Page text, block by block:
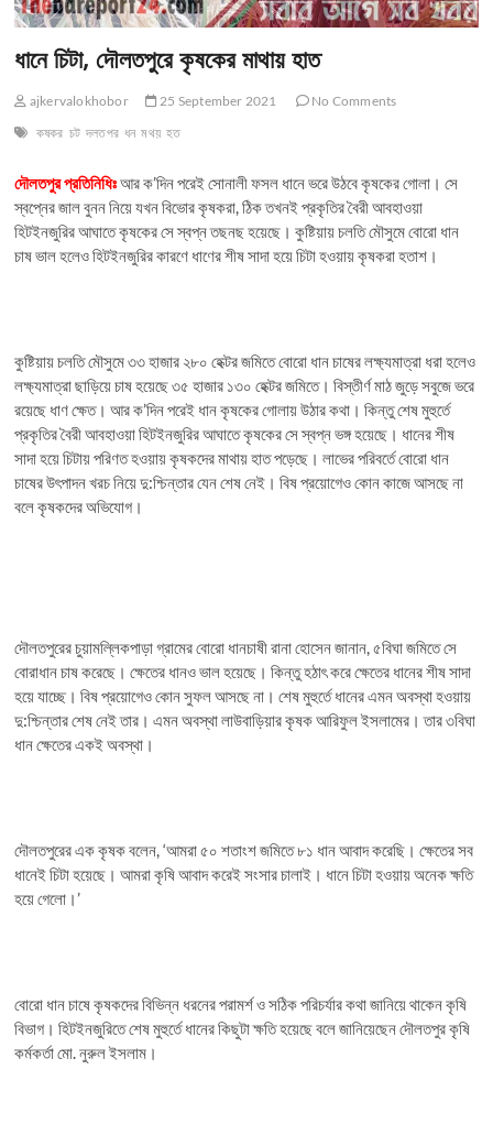
ধানে চিটা, দৌলতপুরে কৃষকের মাথায় হাত
ajkervalokhobor 25 September 2021
No Comments
কষকর চট দলতপর ধন মথয় হত
দৌলতপুর প্রতিনিধিঃআর ক’দিন পরেই সোনালী ফসল ধানে ভরে উঠবে কৃষকের গোলা। সে
স্বপ্নের জাল বুনন নিয়ে যখন বিভোর কৃষকরা, ঠিক তখনই প্রকৃতির বৈরী আবহাওয়া
হিটইনজুরির আঘাতে কৃষকের সে স্বপ্ন তছনছ হয়েছে। কুষ্টিয়ায় চলতি মৌসুমে বোরো ধান
চাষ ভাল হলেও হিটইনজুরির কারণে ধাণের শীষ সাদা হয়ে চিটা হওয়ায় কৃষকরা হতাশ।
কুষ্টিয়ায় চলতি মৌসুমে ৩৩ হাজার ২৮০ হেক্টর জমিতে বোরো ধান চাষের লক্ষ্যমাত্রা ধরা হলেও
লক্ষ্যমাত্রা ছাড়িয়ে চাষ হয়েছে ৩৫ হাজার ১৩০ হেক্টর জমিতে। বিস্তীর্ণ মাঠ জুড়ে সবুজে ভরে
রয়েছে ধাণ ক্ষেত। আর ক’দিন পরেই ধান কৃষকের গোলায় উঠার কথা। কিন্তু শেষ মুহুর্তে
প্রকৃতির বৈরী আবহাওয়া হিটইনজুরির আঘাতে কৃষকের সে স্বপ্ন ভঙ্গ হয়েছে। ধানের শীষ
সাদা হয়ে চিটায় পরিণত হওয়ায় কৃষকদের মাথায় হাত পড়েছে। লাভের পরিবর্তে বোরো ধান
চাষের উৎপাদন খরচ নিয়ে দু:শ্চিন্তার যেন শেষ নেই। বিষ প্রয়োগেও কোন কাজে আসছে না
বলে কৃষকদের অভিযোগ।
দৌলতপুরের চুয়ামল্লিকপাড়া গ্রামের বোরো ধানচাষী রানা হোসেন জানান, ৫বিঘা জমিতে সে
বোরাধান চাষ করেছে। ক্ষেতের ধানও ভাল হয়েছে। কিন্তু হঠাৎ করে ক্ষেতের ধানের শীষ সাদা
হয়ে যাচ্ছে। বিষ প্রয়োগেও কোন সুফল আসছে না। শেষ মুহুর্তে ধানের এমন অবস্থা হওয়ায়
দু:শ্চিন্তার শেষ নেই তার। এমন অবস্থা লাউবাড়িয়ার কৃষক আরিফুল ইসলামের। তার ৩বিঘা
ধান ক্ষেতের একই অবস্থা।
দৌলতপুরের এক কৃষক বলেন, ‘আমরা ৫০ শতাংশ জমিতে ৮১ ধান আবাদ করেছি। ক্ষেতের সব
ধানেই চিটা হয়েছে। আমরা কৃষি আবাদ করেই সংসার চালাই। ধানে চিটা হওয়ায় অনেক ক্ষতি
হয়ে গেলো।’
বোরো ধান চাষে কৃষকদের বিভিন্ন ধরনের পরামর্শ ও সঠিক পরিচর্যার কথা জানিয়ে থাকেন কৃষি
বিভাগ। হিটইনজুরিতে শেষ মুহুর্তে ধানের কিছুটা ক্ষতি হয়েছে বলে জানিয়েছেন দৌলতপুর কৃষি
কর্মকর্তা মো. নুরুল ইসলাম।